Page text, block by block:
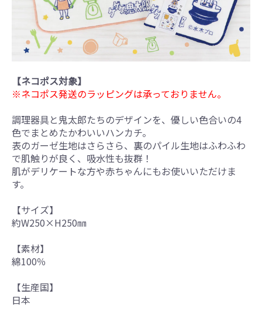
【ネコポス対象】
※ネコポス発送のラッピングは承っておりません。
調理器具と鬼太郎たちのデザインを、優しい色合いの4
色でまとめたかわいいハンカチ。
表のガーゼ生地はさらさら、裏のパイル生地はふわふわ
で肌触りが良く、吸水性も抜群！
肌がデリケートな方や赤ちゃんにもお使いいただけま
す。
【サイズ】
約W250×H250㎜
【素材】
綿100％
【生産国】
日本